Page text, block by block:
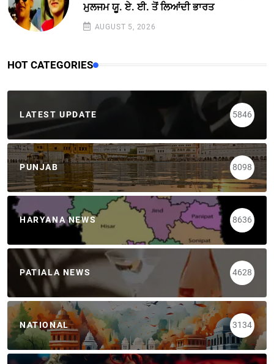
ਮੁਲਜਮ ਯੂ. ਏ. ਈ. ਤੋਂ ਲਿਆਂਦੀ ਭਾਰਤ
AUGUST 5, 2026
HOT CATEGORIES
LATEST UPDATE 5846
PUNJAB 8098
HARYANA NEWS 8636
PATIALA NEWS 4628
NATIONAL 3134